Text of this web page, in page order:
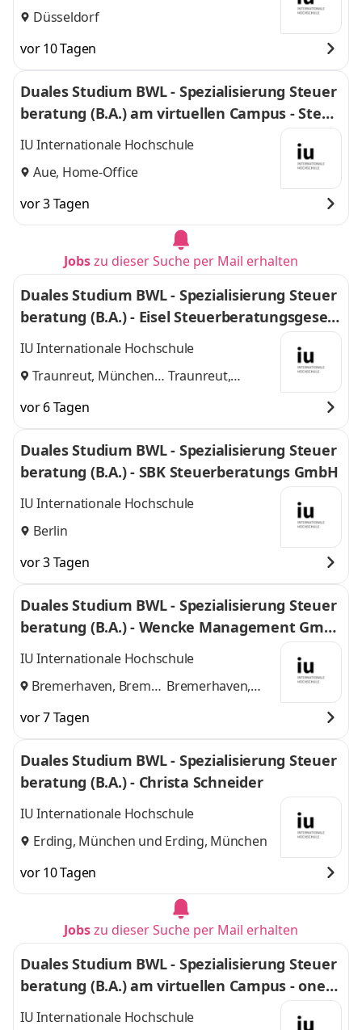
Düsseldorf
vor 10 Tagen
Duales Studium BWL - Spezialisierung Steuer
beratung (B.A.) am virtuellen Campus - Steue
r.WERK Aue GmbH
IU Internationale Hochschule
Aue, Home-Office
vor 3 Tagen
Jobszu dieser Suche per Mail erhalten
Duales Studium BWL - Spezialisierung Steuer
beratung (B.A.) - Eisel Steuerberatungsgesell
schaft mbH & Co. KG
IU Internationale Hochschule
Traunreut, München
Traunreut,
vor 6 Tagen
Duales Studium BWL - Spezialisierung Steuer
beratung (B.A.) - SBK Steuerberatungs GmbH
IU Internationale Hochschule
Berlin
vor 3 Tagen
Duales Studium BWL - Spezialisierung Steuer
beratung (B.A.) - Wencke Management Gmb
H
IU Internationale Hochschule
Bremerhaven, Bremen Bremerhaven,
vor 7 Tagen
Duales Studium BWL - Spezialisierung Steuer
beratung (B.A.) - Christa Schneider
IU Internationale Hochschule
Erding, München und Erding, München
vor 10 Tagen
Jobszu dieser Suche per Mail erhalten
Duales Studium BWL - Spezialisierung Steuer
beratung (B.A.) am virtuellen Campus - oneta
x Steuerberatungsgesellschaft PartGmbB
IU Internationale Hochschule